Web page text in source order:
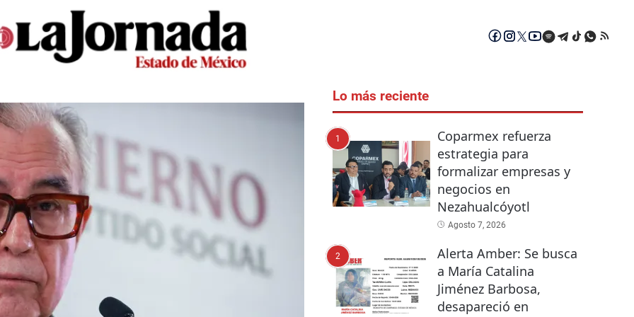
Lo más reciente
1
Coparmex refuerza
estrategia para
formalizar empresas y
negocios en
Nezahualcóyotl
Agosto 7, 2026
2
Alerta Amber: Se busca
a María Catalina
Jiménez Barbosa,
desapareció en